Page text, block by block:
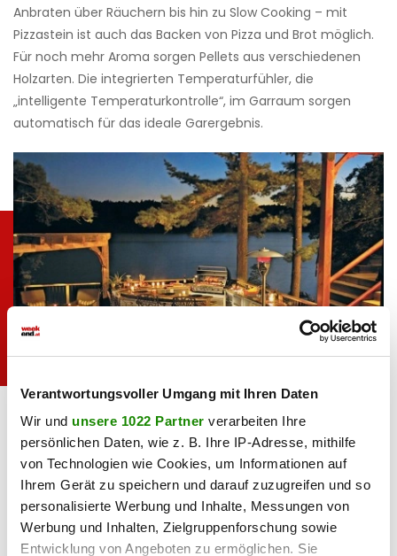
Verantwortungsvoller Umgang mit Ihren Daten
Wir und unsere 1022 Partner verarbeiten Ihre
persönlichen Daten, wie z. B. Ihre IP-Adresse, mithilfe
von Technologien wie Cookies, um Informationen auf
Ihrem Gerät zu speichern und darauf zuzugreifen und so
personalisierte Werbung und Inhalte, Messungen von
Werbung und Inhalten, Zielgruppenforschung sowie
Entwicklung von Angeboten zu ermöglichen. Sie
Anbraten über Räuchern bis hin zu Slow Cooking – mit
Pizzastein ist auch das Backen von Pizza und Brot möglich.
Für noch mehr Aroma sorgen Pellets aus verschiedenen
Holzarten. Die integrierten Temperaturfühler, die
„intelligente Temperaturkontrolle“, im Garraum sorgen
automatisch für das ideale Garergebnis.
Königsklasse Outdoor-Küche: XL-Grill,
Schranksysteme samt Spülbecken &amp;
Theke machen die Grillparty wahrlich zum
Fest (Napoleon Oasis Modulküche).&nbsp;
Outdoor-Küche
Die Königsklasse unter den Open-Air-Genüssen ist die
Outdoor-Küche. In der Regel ist sie modular aufgebaut: Der